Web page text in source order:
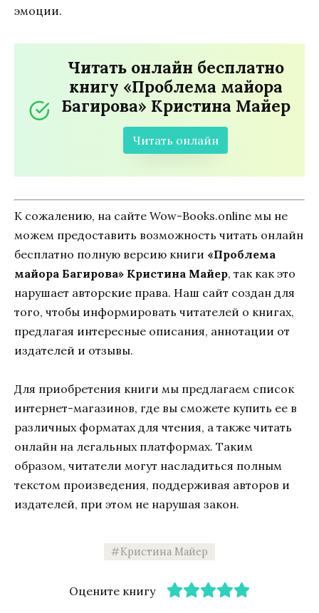
эмоции.
Читать онлайн бесплатно
книгу «Проблема майора
Багирова» Кристина Майер
Читать онлайн
К сожалению, на сайте Wow-Books.online мы не
можем предоставить возможность читать онлайн
бесплатно полную версию книги «Проблема
майора Багирова» Кристина Майер, так как это
нарушает авторские права. Наш сайт создан для
того, чтобы информировать читателей о книгах,
предлагая интересные описания, аннотации от
издателей и отзывы.
Для приобретения книги мы предлагаем список
интернет-магазинов, где вы сможете купить ее в
различных форматах для чтения, а также читать
онлайн на легальных платформах. Таким
образом, читатели могут насладиться полным
текстом произведения, поддерживая авторов и
издателей, при этом не нарушая закон.
Кристина Майер
Оцените книгу